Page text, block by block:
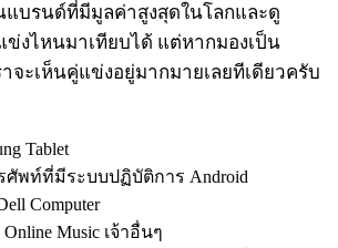
แบรนด์ที่มีมูลค่าสูงสุดในโลกและดู
ข่งไหนมาเทียบได้ แต่หากมองเป็น
จะเห็นคู่แข่งอยู่มากมายเลยทีเดียวครับ
Tablet
ศัพท์ที่มีระบบปฏิบัติการ Android
Computer
Music เจ้าอื่นๆ